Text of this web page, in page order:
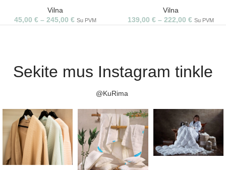
Vilna
45,00 € – 245,00 € Su PVM
Vilna
139,00 € – 222,00 € Su PVM
Sekite mus Instagram tinkle
@KuRima